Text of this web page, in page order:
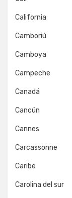
California
Camboriú
Camboya
Campeche
Canadá
Cancún
Cannes
Carcassonne
Caribe
Carolina del sur